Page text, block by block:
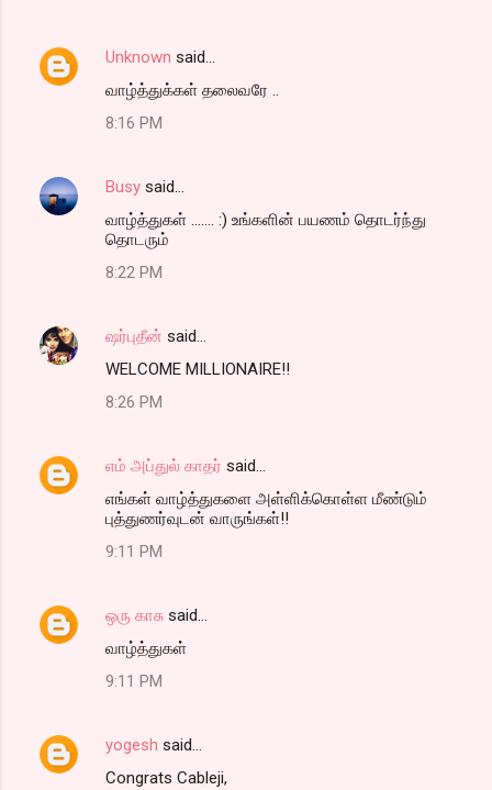
Unknown said…
வாழ்த்துக்கள் தலைவரே ..
8:16 PM
Busy said…
வாழ்த்துகள் ....... :) உங்களின் பயணம் தொடர்ந்து
தொடரும்
8:22 PM
ஷர்புதீன் said…
WELCOME MILLIONAIRE!!
8:26 PM
எம் அப்துல் காதர் said…
எங்கள் வாழ்த்துகளை அள்ளிக்கொள்ள மீண்டும்
புத்துணர்வுடன் வாருங்கள்!!
9:11 PM
ஒரு காசு said…
வாழ்த்துகள்
9:11 PM
yogesh said…
Congrats Cableji,